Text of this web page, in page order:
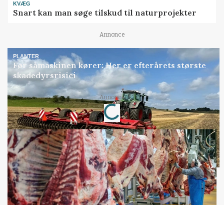
KVÆG
Snart kan man søge tilskud til naturprojekter
Annonce
PLANTER
Før såmaskinen kører: Her er efterårets største
skadedyrsrisici
Annonce
Loading...